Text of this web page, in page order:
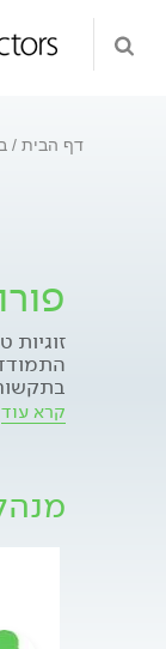
דף הבית
ולא
הסובב,
קרא עוד